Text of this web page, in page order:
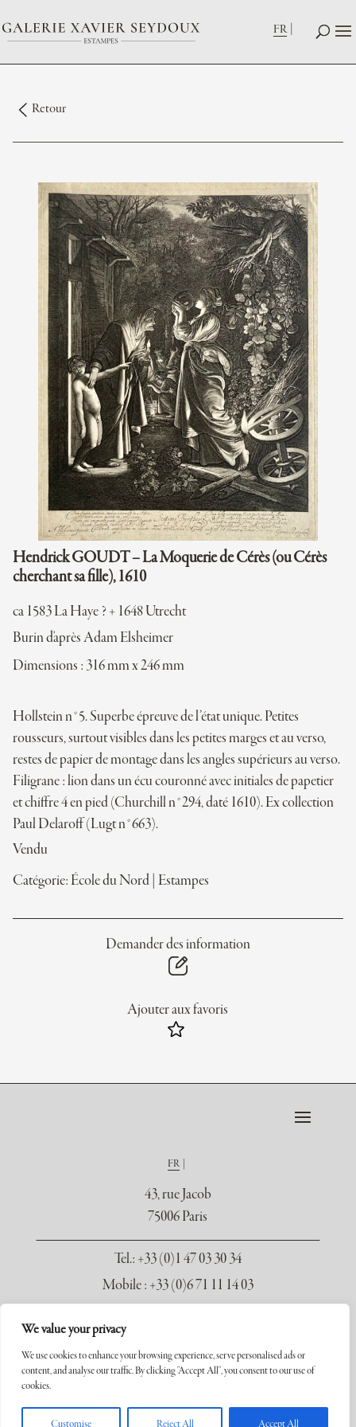
We value your privacy
We use cookies to enhance your browsing experience, serve personalised ads or
content, and analyse our traffic. By clicking "Accept All", you consent to our use of
cookies.
Customise Reject All Accept All
FR
Retour
Hendrick GOUDT – La Moquerie de Cérès (ou Cérès
cherchant sa fille), 1610
ca 1583 La Haye ? + 1648 Utrecht
Burin d'après Adam Elsheimer
Dimensions : 316 mm x 246 mm
Hollstein n°5. Superbe épreuve de l’état unique. Petites
rousseurs, surtout visibles dans les petites marges et au verso,
restes de papier de montage dans les angles supérieurs au verso.
Filigrane : lion dans un écu couronné avec initiales de papetier
et chiffre 4 en pied (Churchill n°294, daté 1610). Ex collection
Paul Delaroff (Lugt n°663).
Vendu
Catégorie: École du Nord Estampes
Demander des information
Ajouter aux favoris
FR
43, rue Jacob
75006 Paris
Tel.: +33 (0)1 47 03 30 34
Mobile : +33 (0)6 71 11 14 03